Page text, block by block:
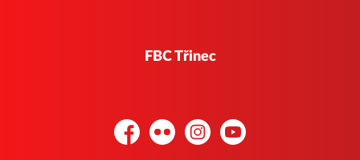
FBC Třinec
FacebookFlickr InstagramYouTube